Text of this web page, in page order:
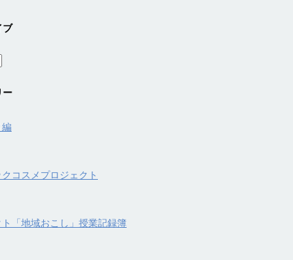
ブ
ー
編
コスメプロジェクト
「地域おこし」授業記録簿